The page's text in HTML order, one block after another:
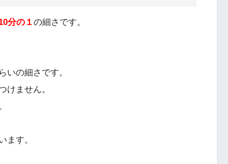
分の１の細さです。
いの細さです。
けません。
ます。